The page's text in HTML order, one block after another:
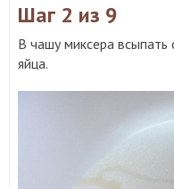
Шаг 2 из 9
В чашу миксера всыпать
яйца.